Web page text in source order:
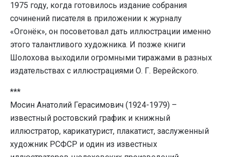
1975 году, когда готовилось издание собрания
сочинений писателя в приложении к журналу
«Огонёк», он посоветовал дать иллюстрации именно
этого талантливого художника. И позже книги
Шолохова выходили огромными тиражами в разных
издательствах с иллюстрациями О. Г. Верейского.
***
Мосин Анатолий Герасимович (1924-1979) –
известный ростовский график и книжный
иллюстратор, карикатурист, плакатист, заслуженный
художник РСФСР и один из известных